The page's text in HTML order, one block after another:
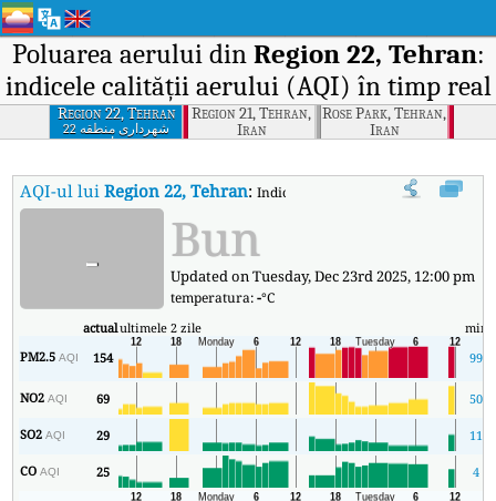
Poluarea aerului din Region 22, Tehran:
indicele calității aerului (AQI) în timp real
Region 22, Tehran
شهرداری منطقه 22
تهران
Region 21, Tehran,
Iran
Rose Park, Tehran,
Iran
AQI-ul luiRegion 22, Tehran:Indicele calității aerului (AQI) în
- Bun
Updated on Tuesday, Dec 23rd 2025, 12:00 pm
temperatura:-°C
actualultimele 2 zile min
PM2.5AQI 154 99
NO2AQI 69 50
SO2AQI 29 11
COAQI 25 4